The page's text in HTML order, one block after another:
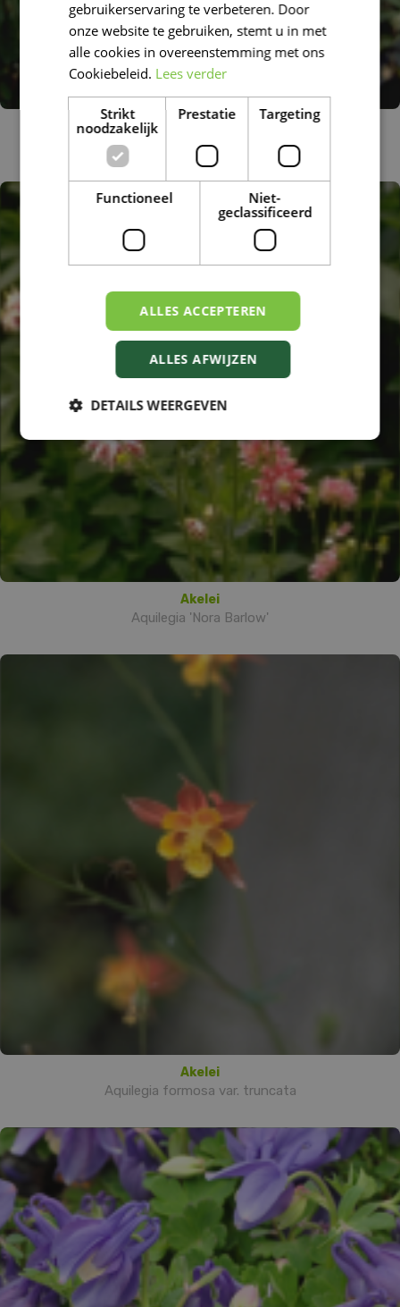
Aquilegia 'Silver Queen'
Akelei
Aquilegia 'Nora Barlow'
Akelei
Aquilegia formosa var. truncata
gebruikerservaring te verbeteren. Door
onze website te gebruiken, stemt u in met
alle cookies in overeenstemming met ons
Cookiebeleid. Lees verder
Strikt
noodzakelijk
Prestatie Targeting
Functioneel
Niet-
geclassificeerd
ALLES ACCEPTEREN
ALLES AFWIJZEN
DETAILS WEERGEVEN